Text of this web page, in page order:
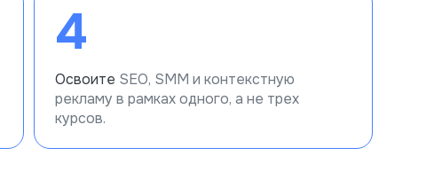
4
Освоите SEO, SMM и контекстную
рекламу в рамках одного, а не трех
курсов.